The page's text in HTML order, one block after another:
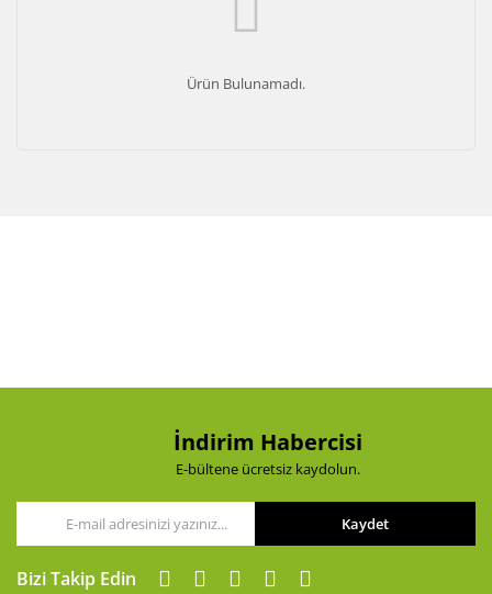
Ürün Bulunamadı.
İndirim Habercisi
E-bültene ücretsiz kaydolun.
Kaydet
Bizi Takip Edin